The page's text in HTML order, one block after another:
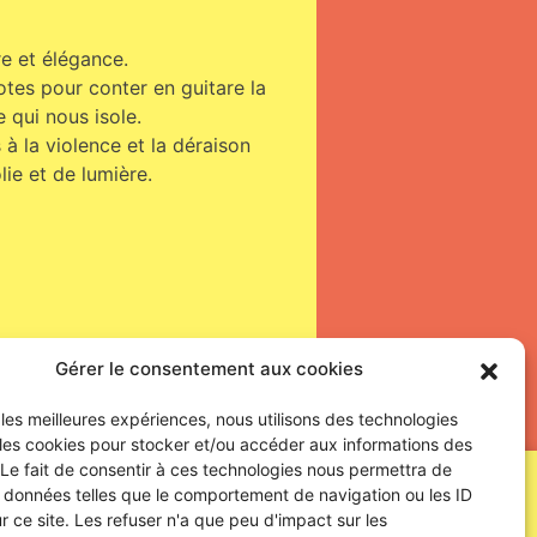
Gérer le consentement aux cookies
meilleures expériences, nous utilisons des technologies
cookies pour stocker et/ou accéder aux informations des
fait de consentir à ces technologies nous permettra de
telles que le comportement de navigation ou les ID
ce site. Les refuser n'a que peu d'impact sur les
et élégance.
pour conter en guitare la
qui nous isole.
à la violence et la déraison
et de lumière.
SUIVEZ-NOUS !